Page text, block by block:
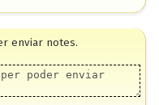
enviar notes.